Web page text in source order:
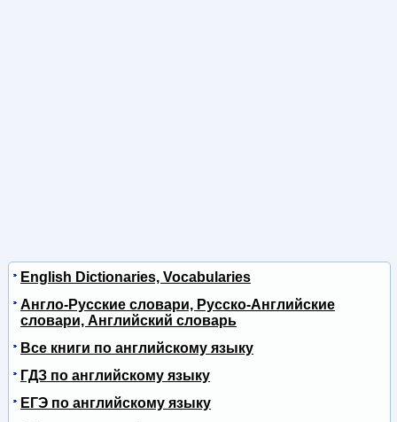
English Dictionaries, Vocabularies
Англо-Русские словари, Русско-Английские
словари, Английский словарь
Все книги по английскому языку
ГДЗ по английскому языку
ЕГЭ по английскому языку